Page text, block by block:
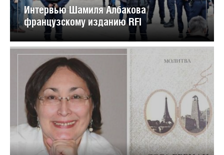
Интервью Шамиля Албакова
французскому изданию RFI